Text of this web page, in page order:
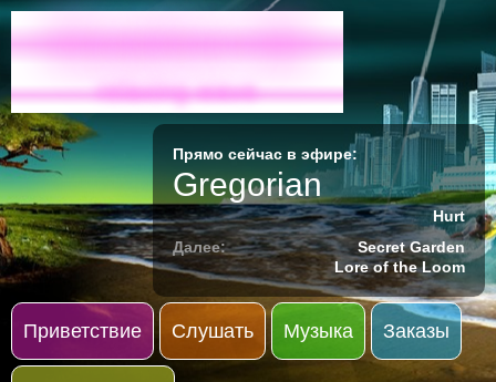
Radio-M
relaxing wave
Прямо сейчас в эфире:
Gregorian
Hurt
Далее:
Secret Garden
Lore of the Loom
Приветствие Слушать Музыка Заказы